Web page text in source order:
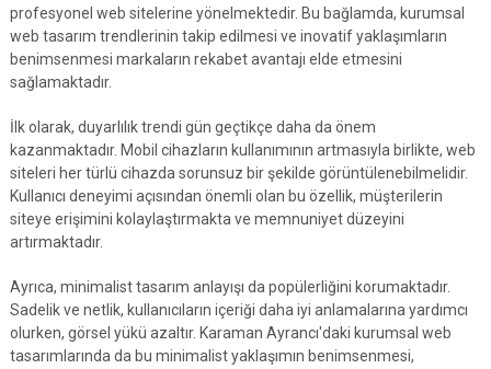
profesyonel web sitelerine yönelmektedir. Bu bağlamda, kurumsal
web tasarım trendlerinin takip edilmesi ve inovatif yaklaşımların
benimsenmesi markaların rekabet avantajı elde etmesini
sağlamaktadır.
İlk olarak, duyarlılık trendi gün geçtikçe daha da önem
kazanmaktadır. Mobil cihazların kullanımının artmasıyla birlikte, web
siteleri her türlü cihazda sorunsuz bir şekilde görüntülenebilmelidir.
Kullanıcı deneyimi açısından önemli olan bu özellik, müşterilerin
siteye erişimini kolaylaştırmakta ve memnuniyet düzeyini
artırmaktadır.
Ayrıca, minimalist tasarım anlayışı da popülerliğini korumaktadır.
Sadelik ve netlik, kullanıcıların içeriği daha iyi anlamalarına yardımcı
olurken, görsel yükü azaltır. Karaman Ayrancı'daki kurumsal web
tasarımlarında da bu minimalist yaklaşımın benimsenmesi,